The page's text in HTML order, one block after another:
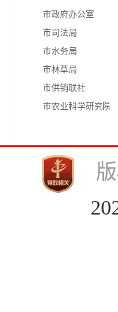
市政府办公室
市司法局
市水务局
市林草局
市供销联社
市农业科学研究院